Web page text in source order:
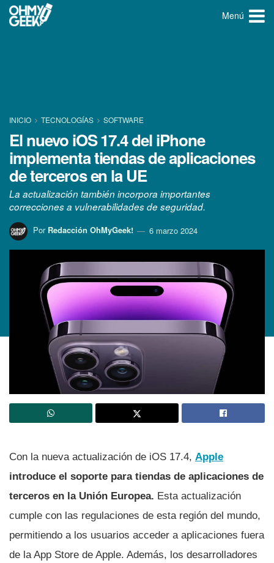
Menú
INICIO TECNOLOGÍ­AS SOFTWARE
El nuevo iOS 17.4 del iPhone
implementa tiendas de aplicaciones
de terceros en la UE
La actualización también incorpora importantes
correcciones a vulnerabilidades de seguridad.
Por Redacción OhMyGeek! 6 marzo 2024
Con la nueva actualización de iOS 17.4, Apple
introduce el soporte para tiendas de aplicaciones de
terceros en la Unión Europea. Esta actualización
cumple con las regulaciones de esta región del mundo,
permitiendo a los usuarios acceder a aplicaciones fuera
de la App Store de Apple. Además, los desarrolladores